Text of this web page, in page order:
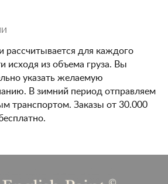
рассчитывается для каждого
исходя из объема груза. Вы
указать желаемую
В зимний период отправляем
транспортом. Заказы от 30.000